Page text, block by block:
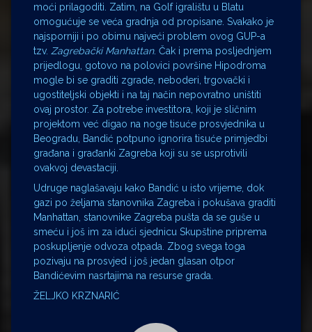
moći prilagoditi. Zatim, na Golf igralištu u Blatu
omogućuje se veća gradnja od propisane. Svakako je
najsporniji i po obimu najveći problem ovog GUP-a
tzv. Zagrebački Manhattan. Čak i prema posljednjem
prijedlogu, gotovo na polovici površine Hipodroma
mogle bi se graditi zgrade, neboderi, trgovački i
ugostiteljski objekti i na taj način nepovratno uništiti
ovaj prostor. Za potrebe investitora, koji je sličnim
projektom već digao na noge tisuće prosvjednika u
Beogradu, Bandić potpuno ignorira tisuće primjedbi
građana i građanki Zagreba koji su se usprotivili
ovakvoj devastaciji.
Udruge naglašavaju kako Bandić u isto vrijeme, dok
gazi po željama stanovnika Zagreba i pokušava graditi
Manhattan, stanovnike Zagreba pušta da se guše u
smeću i još im za idući sjednicu Skupštine priprema
poskupljenje odvoza otpada. Zbog svega toga
pozivaju na prosvjed i još jedan glasan otpor
Bandićevim nasrtajima na resurse grada.
ŽELJKO KRZNARIĆ